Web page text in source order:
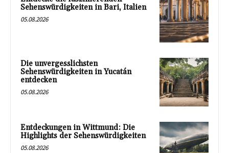
Sehenswürdigkeiten in Bari, Italien
05.08.2026
Die unvergesslichsten
Sehenswürdigkeiten in Yucatán
entdecken
05.08.2026
Entdeckungen in Wittmund: Die
Highlights der Sehenswürdigkeiten
05.08.2026